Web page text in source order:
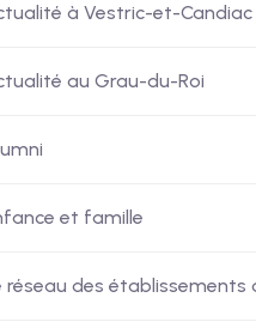
à Vestric-et-Candiac
au Grau-du-Roi
et famille
réseau des établissements